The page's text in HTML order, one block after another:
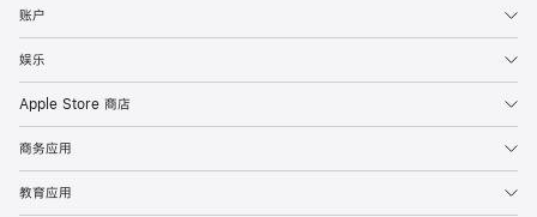
账户
娱乐
Apple Store 商店
商务应用
教育应用